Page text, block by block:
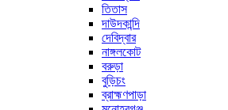
তিতাস
দাউদকান্দি
দেবিদ্বার
নাঙ্গলকোট
বরুড়া
বুড়িচং
ব্রাহ্মণপাড়া